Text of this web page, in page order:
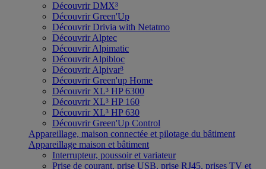
Découvrir DMX³
Découvrir Green'Up
Découvrir Drivia with Netatmo
Découvrir Alptec
Découvrir Alpimatic
Découvrir Alpibloc
Découvrir Alpivar³
Découvrir Green'up Home
Découvrir XL³ HP 6300
Découvrir XL³ HP 160
Découvrir XL³ HP 630
Découvrir Green'Up Control
Appareillage, maison connectée et pilotage du bâtiment
Appareillage maison et bâtiment
Interrupteur, poussoir et variateur
Prise de courant, prise USB, prise RJ45, prises TV et